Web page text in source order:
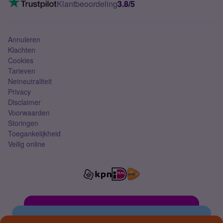
Mobiel abonnement
Klantbeoordeling3.8/5
Annuleren
Klachten
Cookies
Tarieven
Netneutraliteit
Privacy
Disclaimer
Voorwaarden
Storingen
Toegankelijkheid
Veilig online